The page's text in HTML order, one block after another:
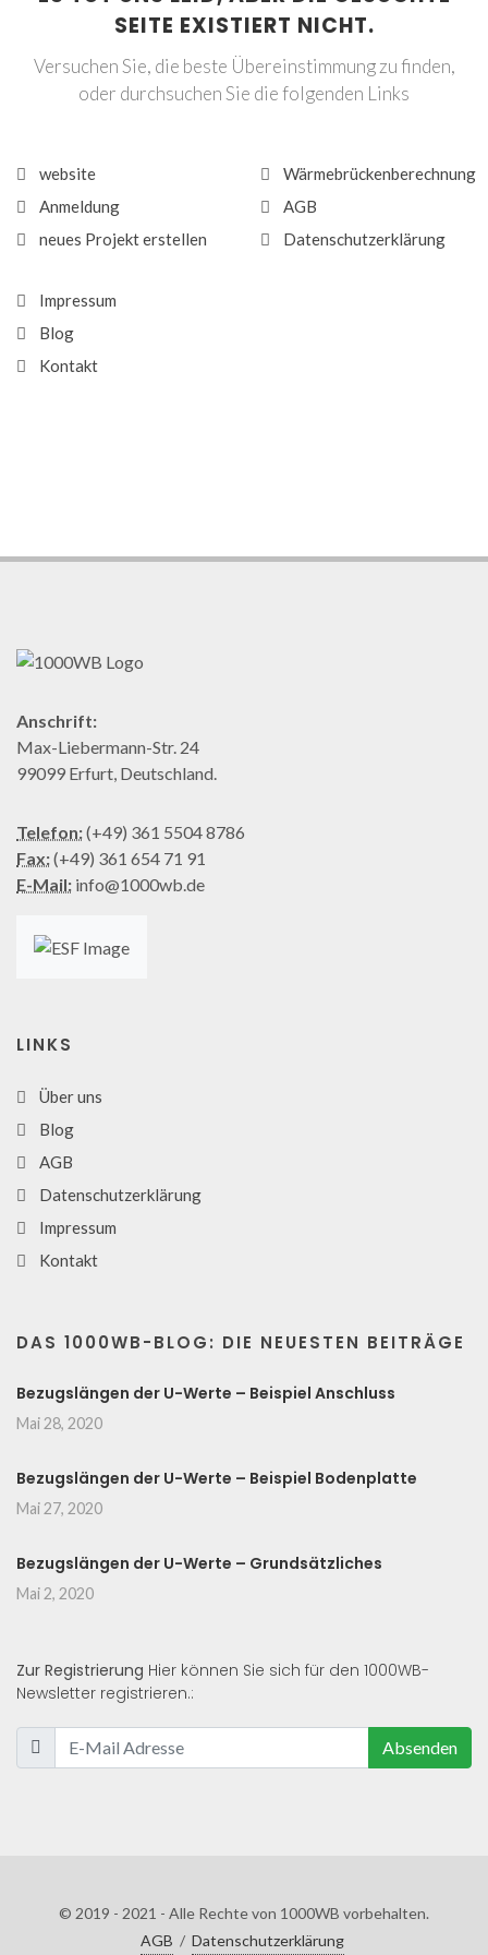
SEITE EXISTIERT NICHT.
Versuchen Sie, die beste Übereinstimmung zu finden,
oder durchsuchen Sie die folgenden Links
website
Anmeldung
neues Projekt erstellen
Wärmebrückenberechnung
AGB
Datenschutzerklärung
Impressum
Blog
Kontakt
Anschrift:
Max-Liebermann-Str. 24
99099 Erfurt, Deutschland.
Telefon:(+49) 361 5504 8786
Fax:(+49) 361 654 71 91
E-Mail: info@1000wb.de
LINKS
Über uns
Blog
AGB
Datenschutzerklärung
Impressum
Kontakt
DAS 1000WB-BLOG: DIE NEUESTEN BEITRÄGE
Bezugslängen der U-Werte – Beispiel Anschluss
Mai 28, 2020
Bezugslängen der U-Werte – Beispiel Bodenplatte
Mai 27, 2020
Bezugslängen der U-Werte – Grundsätzliches
Mai 2, 2020
Zur Registrierung Hier können Sie sich für den 1000WB-
Newsletter registrieren.:
Absenden
© 2019 - 2021 - Alle Rechte von 1000WB vorbehalten.
AGB / Datenschutzerklärung